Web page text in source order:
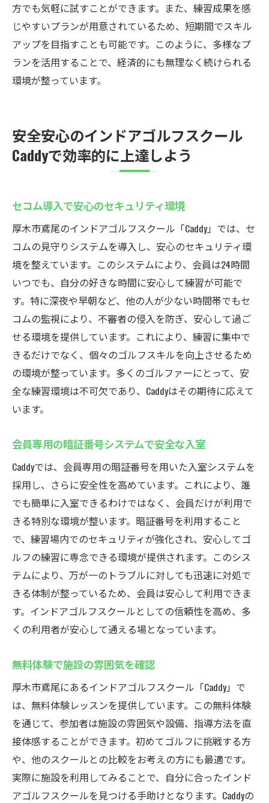
方でも気軽に試すことができます。また、練習成果を感
じやすいプランが用意されているため、短期間でスキル
アップを目指すことも可能です。このように、多様なプ
ランを活用することで、経済的にも無理なく続けられる
環境が整っています。
安全安心のインドアゴルフスクール
Caddyで効率的に上達しよう
セコム導入で安心のセキュリティ環境
厚木市鳶尾のインドアゴルフスクール「Caddy」では、セ
コムの見守りシステムを導入し、安心のセキュリティ環
境を整えています。このシステムにより、会員は24時間
いつでも、自分の好きな時間に安心して練習が可能で
す。特に深夜や早朝など、他の人が少ない時間帯でもセ
コムの監視により、不審者の侵入を防ぎ、安心して過ご
せる環境を提供しています。これにより、練習に集中で
きるだけでなく、個々のゴルフスキルを向上させるため
の環境が整っています。多くのゴルファーにとって、安
全な練習環境は不可欠であり、Caddyはその期待に応えて
います。
会員専用の暗証番号システムで安全な入室
Caddyでは、会員専用の暗証番号を用いた入室システムを
採用し、さらに安全性を高めています。これにより、誰
でも簡単に入室できるわけではなく、会員だけが利用で
きる特別な環境が整います。暗証番号を利用すること
で、練習場内でのセキュリティが強化され、安心してゴ
ルフの練習に専念できる環境が提供されます。このシス
テムにより、万が一のトラブルに対しても迅速に対処で
きる体制が整っているため、会員は安心して利用できま
す。インドアゴルフスクールとしての信頼性を高め、多
くの利用者が安心して通える場となっています。
無料体験で施設の雰囲気を確認
厚木市鳶尾にあるインドアゴルフスクール「Caddy」で
は、無料体験レッスンを提供しています。この無料体験
を通じて、参加者は施設の雰囲気や設備、指導方法を直
接体感することができます。初めてゴルフに挑戦する方
や、他のスクールとの比較をお考えの方にも最適です。
実際に施設を利用してみることで、自分に合ったインド
アゴルフスクールを見つける手助けとなります。Caddyの